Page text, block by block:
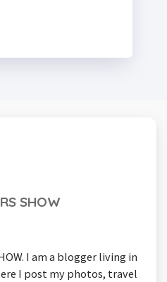
SHOW
I am a blogger living in
I post my photos, travel